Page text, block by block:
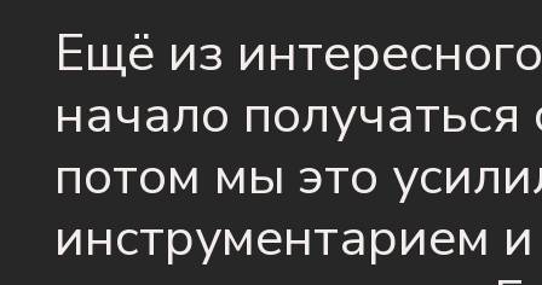
Ещё из
начало
потом мы это
инструментарием